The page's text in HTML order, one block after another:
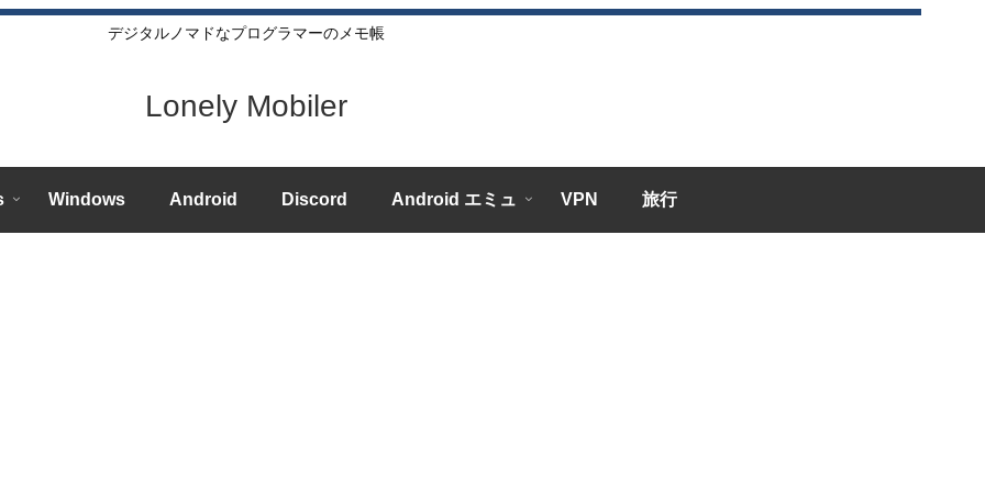
デジタルノマドなプログラマーのメモ帳
Lonely Mobiler
Windows Android Discord Android エミュ VPN 旅行